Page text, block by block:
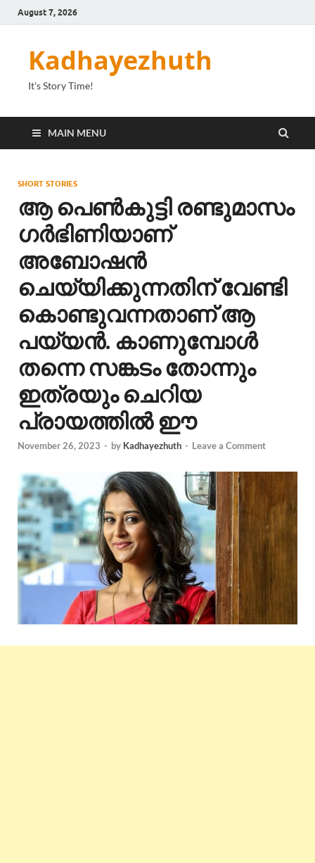
August 7, 2026
Kadhayezhuth
It's Story Time!
MAIN MENU
SHORT STORIES
ആ പെൺകുട്ടി രണ്ടുമാസം
ഗർഭിണിയാണ്
അബോഷൻ
ചെയ്യിക്കുന്നതിന് വേണ്ടി
കൊണ്ടുവന്നതാണ് ആ
പയ്യൻ. കാണുമ്പോൾ
തന്നെ സങ്കടം തോന്നും
ഇത്രയും ചെറിയ
പ്രായത്തിൽ ഈ
November 26, 2023 - by Kadhayezhuth - Leave a Comment